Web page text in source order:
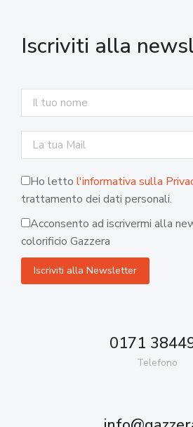
Iscriviti alla
Ho letto l'informativa sulla
trattamento dei dati personali.
Acconsento ad iscrivermi alla
colorificio Gazzera
0171
Telefono